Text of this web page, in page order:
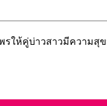
รให้คู่บ่าวสาวมีความสุ